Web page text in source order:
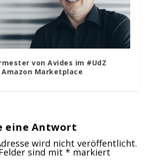
von Avides im #UdZ
Marketplace
eine Antwort
wird nicht veröffentlicht.
sind mit* markiert